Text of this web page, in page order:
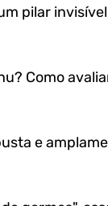
pilar
Como
e